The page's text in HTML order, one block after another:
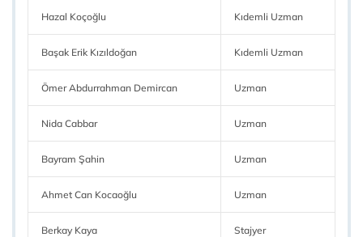
Hazal Koçoğlu Kıdemli Uzman
Başak Erik Kızıldoğan Kıdemli Uzman
Ömer Abdurrahman Demircan Uzman
Nida Cabbar Uzman
Bayram Şahin Uzman
Ahmet Can Kocaoğlu Uzman
Berkay Kaya Stajyer